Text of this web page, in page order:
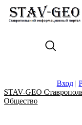
Вход |
STAV-GEO
Общество